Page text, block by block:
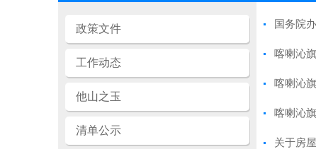
政策文件
工作动态
他山之玉
清单公示
国务院
喀喇沁
喀喇沁
喀喇沁
关于房